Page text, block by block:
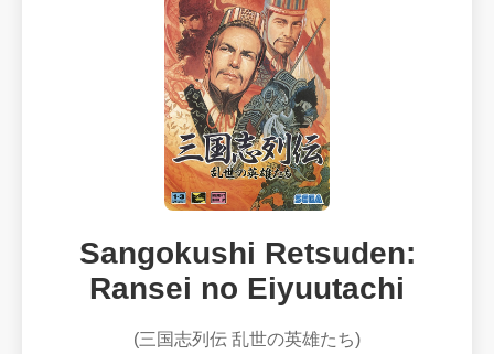
Sangokushi Retsuden:
Ransei no Eiyuutachi
(三国志列伝 乱世の英雄たち)